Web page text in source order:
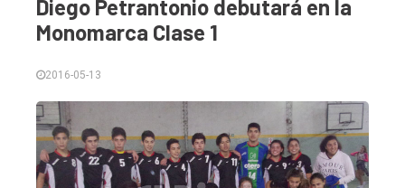
Balcarce
Inicio
Tendencia
General
Diego Petrantonio debutará en la
Monomarca Clase 1
2016-05-13